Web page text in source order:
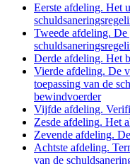
Eerste afdeling. Het
Tweede afdeling. De
Derde afdeling. Het
Vierde afdeling. De
toepassing van de
bewindvoerder
Vijfde afdeling.
Zesde afdeling. Het
Zevende afdeling.
Achtste afdeling.
van de